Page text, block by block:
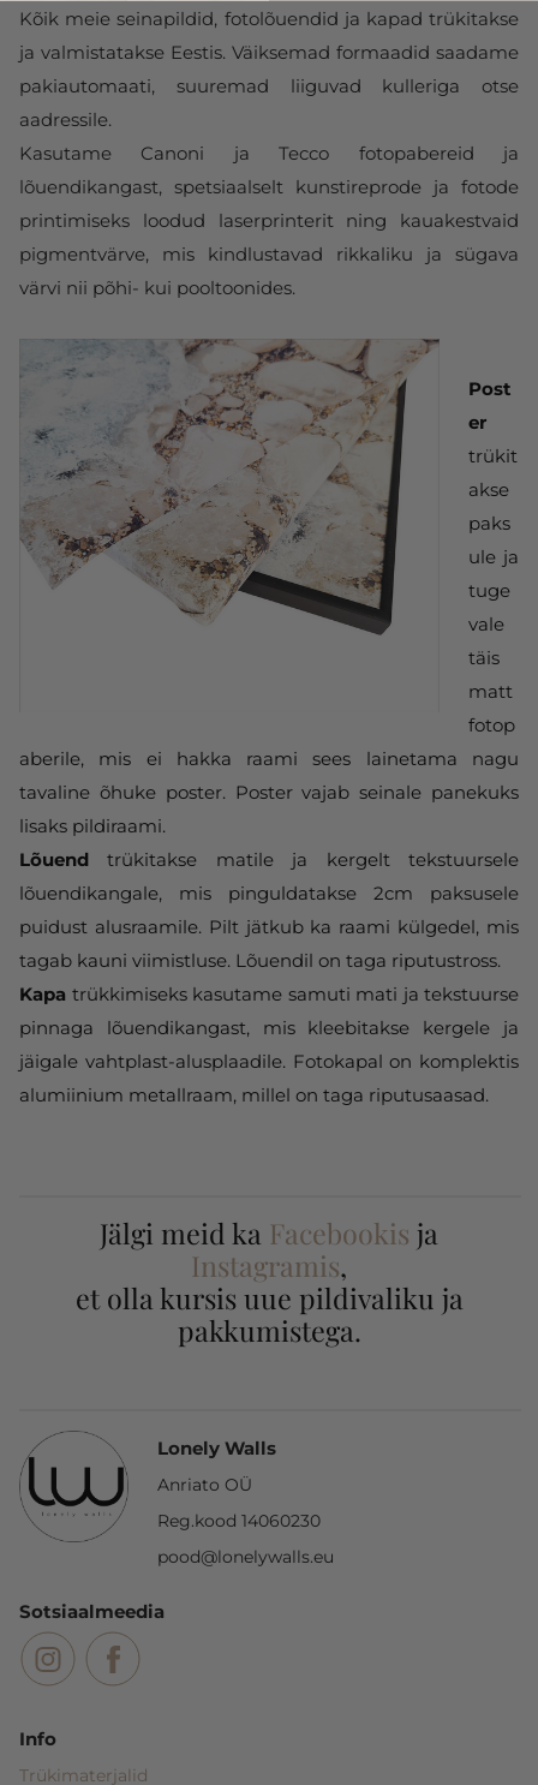
Kõik meie seinapildid, fotolõuendid ja kapad trükitakse
ja valmistatakse Eestis. Väiksemad formaadid saadame
pakiautomaati, suuremad liiguvad kulleriga otse
aadressile.
Kasutame Canoni ja Tecco fotopabereid ja
lõuendikangast, spetsiaalselt kunstireprode ja fotode
printimiseks loodud laserprinterit ning kauakestvaid
pigmentvärve, mis kindlustavad rikkaliku ja sügava
värvi nii põhi- kui pooltoonides.
Post
er
trükit
akse
paks
ule ja
tuge
vale
täis
matt
fotop
aberile, mis ei hakka raami sees lainetama nagu
tavaline õhuke poster. Poster vajab seinale panekuks
lisaks pildiraami.
Lõuend trükitakse matile ja kergelt tekstuursele
lõuendikangale, mis pinguldatakse 2cm paksusele
puidust alusraamile. Pilt jätkub ka raami külgedel, mis
tagab kauni viimistluse. Lõuendil on taga riputustross.
Kapa trükkimiseks kasutame samuti mati ja tekstuurse
pinnaga lõuendikangast, mis kleebitakse kergele ja
jäigale vahtplast-alusplaadile. Fotokapal on komplektis
alumiinium metallraam, millel on taga riputusaasad.
Jälgi meid ka Facebookis ja
Instagramis,
et olla kursis uue pildivaliku ja
pakkumistega.
Lonely Walls
Anriato OÜ
Reg.kood 14060230
pood@lonelywalls.eu
Sotsiaalmeedia
Info
Trükimaterjalid